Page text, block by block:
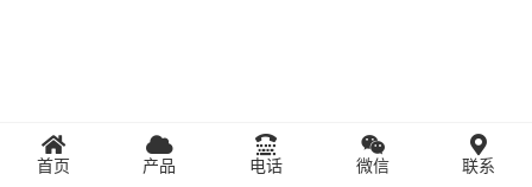
首页 产品 电话 微信 联系